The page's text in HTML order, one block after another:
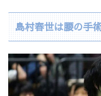
島村春世は腰の手